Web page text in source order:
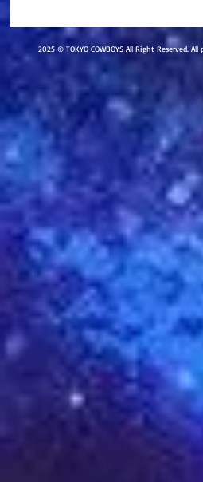
2025 © TOKYO COWBOYS All Right Reserved.